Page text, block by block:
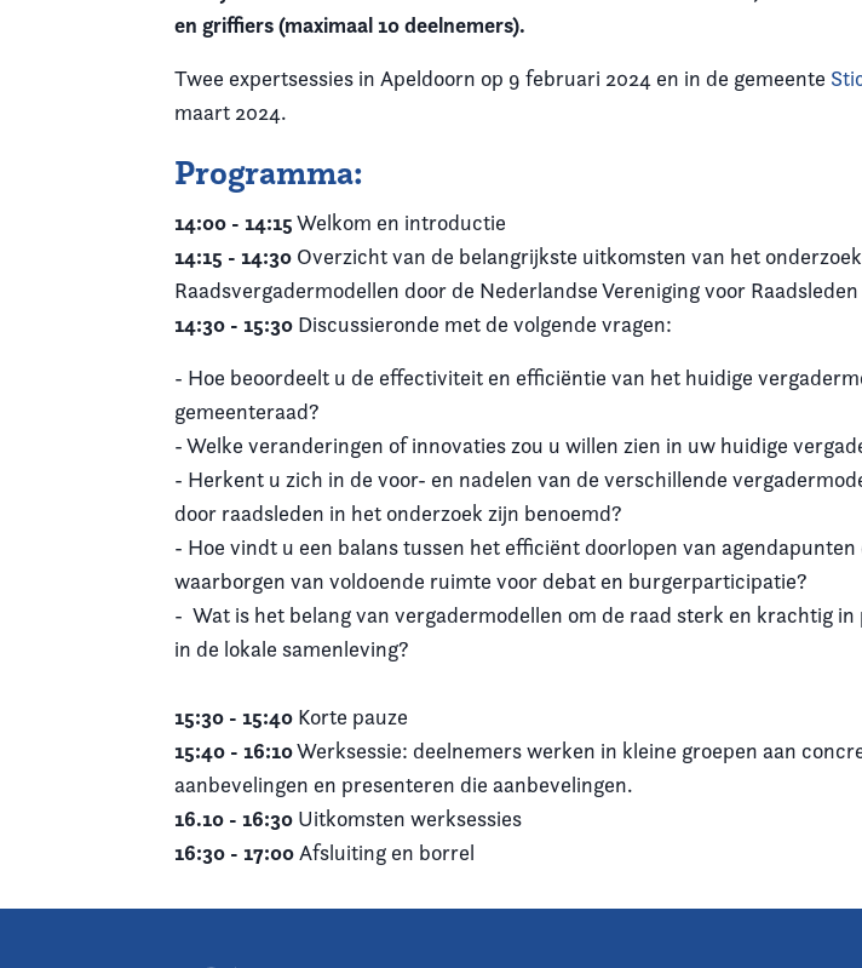
en griffiers (maximaal 10 deelnemers).
Twee expertsessies in Apeldoorn op 9 februari 2024 en in de gemeente
maart 2024.
Programma:
14:00 - 14:15Welkom en introductie
14:15 - 14:30 Overzicht van de belangrijkste uitkomsten van het onderzoek
Raadsvergadermodellen door de Nederlandse Vereniging voor Raadsleden
14:30 - 15:30 Discussieronde met de volgende vragen:
- Hoe beoordeelt u de effectiviteit en efficiëntie van het huidige
gemeenteraad?
- Welke veranderingen of innovaties zou u willen zien in uw huidige
- Herkent u zich in de voor- en nadelen van de verschillende
door raadsleden in het onderzoek zijn benoemd?
- Hoe vindt u een balans tussen het efficiënt doorlopen van agendapunten
waarborgen van voldoende ruimte voor debat en burgerparticipatie?
- Wat is het belang van vergadermodellen om de raad sterk en krachtig in
in de lokale samenleving?
15:30 - 15:40 Korte pauze
15:40 - 16:10Werksessie: deelnemers werken in kleine groepen aan
aanbevelingen en presenteren die aanbevelingen.
16.10 - 16:30 Uitkomsten werksessies
16:30 - 17:00 Afsluiting en borrel